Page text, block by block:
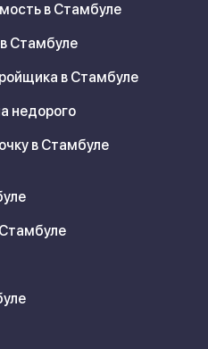
в Стамбуле
Стамбуле
в Стамбуле
недорого
в Стамбуле